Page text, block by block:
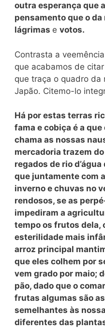
outra esperança que
pensamento que o
lágrimas e votos.
Contrasta a
que acabamos de
que traça o quadro da
Japão. Citemo-lo
Há por estas terras
fama e cobiça é a
chama as nossas
mercadoria trazem
regados de rio
que juntamente com
inverno e chuvas no
rendosos, se as
impediram a
tempo os frutos dela,
esterilidade mais
arroz principal
que eles colhem por
vem grado por maio;
pão, dado que o
frutas algumas são
semelhantes às
diferentes das